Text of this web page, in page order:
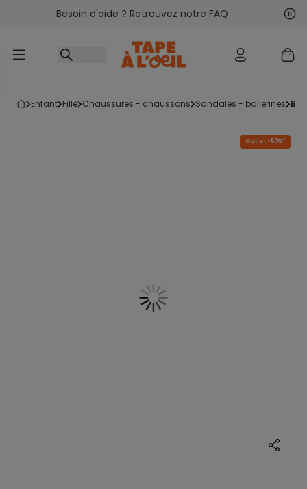
Accéder au contenu
Besoin d'aide ? Retrouvez notre FAQ
enfant fille chaussures - chaussons sandales - ballerines
Outlet -50%*